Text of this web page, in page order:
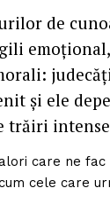
de
și ele
trăiri
care ne fac
cele care